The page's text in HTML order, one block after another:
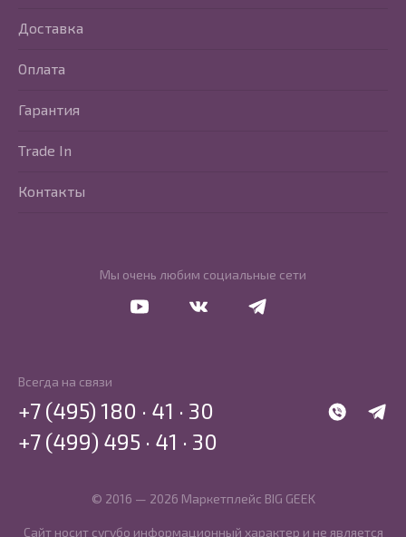
Мы очень любим социальные сети
Доставка
Оплата
Гарантия
Trade In
Контакты
Всегда на связи
WhatsApp
+7 (495) 180 · 41 · 30
+7 (499) 495 · 41 · 30
© 2016 — 2026 Маркетплейс BIG GEEK
Сайт носит сугубо информационный характер и не является